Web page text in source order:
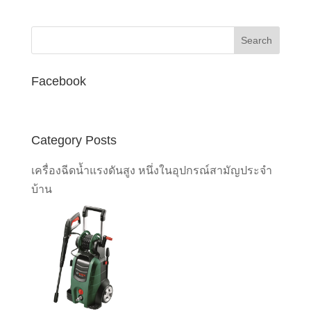
฿53,500.00.฿40,125.00.
Facebook
Category Posts
เครื่องฉีดน้ำแรงดันสูง หนึ่งในอุปกรณ์สามัญประจำ
บ้าน